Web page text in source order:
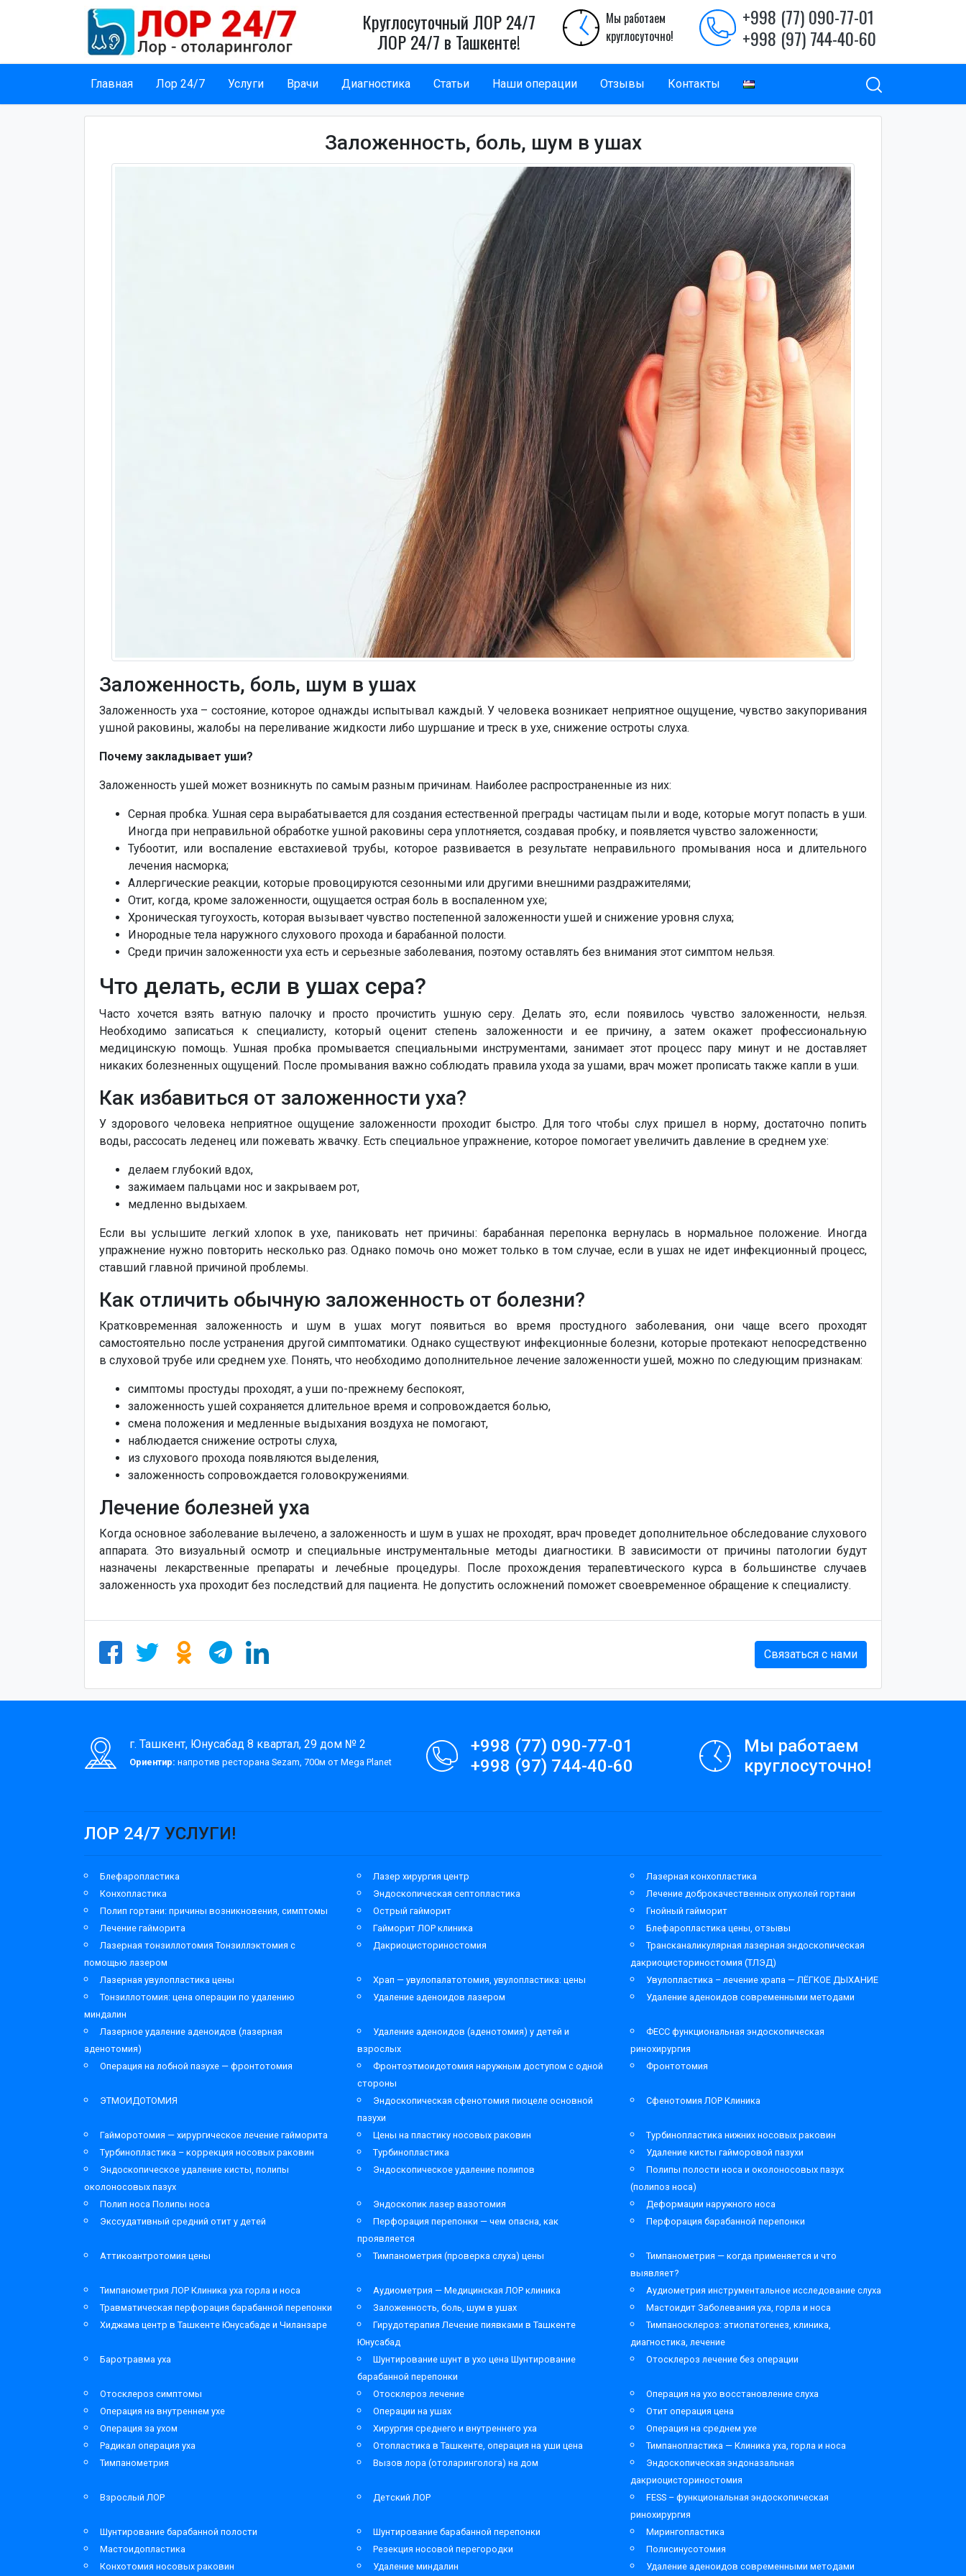
Круглосуточный ЛОР 24/7
ЛОР 24/7 в Ташкенте!
Мы работаем
круглосуточно!
+998 (77) 090-77-01
+998 (97) 744-40-60
Главная Лор 24/7 Услуги Врачи Диагностика Статьи Наши операции Отзывы Контакты
Заложенность, боль, шум в ушах
Заложенность, боль, шум в ушах
Заложенность уха – состояние, которое однажды испытывал каждый. У человека возникает неприятное ощущение, чувство закупоривания
ушной раковины, жалобы на переливание жидкости либо шуршание и треск в ухе, снижение остроты слуха.
Почему закладывает уши?
Заложенность ушей может возникнуть по самым разным причинам. Наиболее распространенные из них:
Серная пробка. Ушная сера вырабатывается для создания естественной преграды частицам пыли и воде, которые могут попасть в уши.
Иногда при неправильной обработке ушной раковины сера уплотняется, создавая пробку, и появляется чувство заложенности;
Тубоотит, или воспаление евстахиевой трубы, которое развивается в результате неправильного промывания носа и длительного
лечения насморка;
Аллергические реакции, которые провоцируются сезонными или другими внешними раздражителями;
Отит, когда, кроме заложенности, ощущается острая боль в воспаленном ухе;
Хроническая тугоухость, которая вызывает чувство постепенной заложенности ушей и снижение уровня слуха;
Инородные тела наружного слухового прохода и барабанной полости.
Среди причин заложенности уха есть и серьезные заболевания, поэтому оставлять без внимания этот симптом нельзя.
Что делать, если в ушах сера?
Часто хочется взять ватную палочку и просто прочистить ушную серу. Делать это, если появилось чувство заложенности, нельзя.
Необходимо записаться к специалисту, который оценит степень заложенности и ее причину, а затем окажет профессиональную
медицинскую помощь. Ушная пробка промывается специальными инструментами, занимает этот процесс пару минут и не доставляет
никаких болезненных ощущений. После промывания важно соблюдать правила ухода за ушами, врач может прописать также капли в уши.
Как избавиться от заложенности уха?
У здорового человека неприятное ощущение заложенности проходит быстро. Для того чтобы слух пришел в норму, достаточно попить
воды, рассосать леденец или пожевать жвачку. Есть специальное упражнение, которое помогает увеличить давление в среднем ухе:
делаем глубокий вдох,
зажимаем пальцами нос и закрываем рот,
медленно выдыхаем.
Если вы услышите легкий хлопок в ухе, паниковать нет причины: барабанная перепонка вернулась в нормальное положение. Иногда
упражнение нужно повторить несколько раз. Однако помочь оно может только в том случае, если в ушах не идет инфекционный процесс,
ставший главной причиной проблемы.
Как отличить обычную заложенность от болезни?
Кратковременная заложенность и шум в ушах могут появиться во время простудного заболевания, они чаще всего проходят
самостоятельно после устранения другой симптоматики. Однако существуют инфекционные болезни, которые протекают непосредственно
в слуховой трубе или среднем ухе. Понять, что необходимо дополнительное лечение заложенности ушей, можно по следующим признакам:
симптомы простуды проходят, а уши по-прежнему беспокоят,
заложенность ушей сохраняется длительное время и сопровождается болью,
смена положения и медленные выдыхания воздуха не помогают,
наблюдается снижение остроты слуха,
из слухового прохода появляются выделения,
заложенность сопровождается головокружениями.
Лечение болезней уха
Когда основное заболевание вылечено, а заложенность и шум в ушах не проходят, врач проведет дополнительное обследование слухового
аппарата. Это визуальный осмотр и специальные инструментальные методы диагностики. В зависимости от причины патологии будут
назначены лекарственные препараты и лечебные процедуры. После прохождения терапевтического курса в большинстве случаев
заложенность уха проходит без последствий для пациента. Не допустить осложнений поможет своевременное обращение к специалисту.
Связаться с нами
г. Ташкент, Юнусабад 8 квартал, 29 дом № 2
Ориентир: напротив ресторана Sezam, 700м от Mega Planet
+998 (77) 090-77-01
+998 (97) 744-40-60
Мы работаем
круглосуточно!
ЛОР 24/7 УСЛУГИ!
Блефаропластика Лазер хирургия центр
Лазерная конхопластика
Конхопластика
Эндоскопическая септопластика
Лечение доброкачественных опухолей гортани
Полип гортани: причины возникновения, симптомы
Острый гайморит
Гнойный гайморит
Лечение гайморита
Гайморит ЛОР клиника
Блефаропластика цены, отзывы
Лазерная тонзиллотомия Тонзиллэктомия с
помощью лазером
Дакриоцисториностомия
Трансканаликулярная лазерная эндоскопическая
дакриоцисториностомия (ТЛЭД)
Лазерная увулопластика цены
Храп — увулопалатотомия, увулопластика: цены
Увулопластика – лечение храпа — ЛЁГКОЕ ДЫХАНИЕ
Тонзиллотомия: цена операции по удалению
миндалин
Удаление аденоидов лазером Удаление аденоидов современными методами
Лазерное удаление аденоидов (лазерная
аденотомия)
Удаление аденоидов (аденотомия) у детей и
взрослых
ФЕСС функциональная эндоскопическая
ринохирургия
Операция на лобной пазухе — фронтотомия
Фронтоэтмоидотомия наружным доступом с одной
стороны
Фронтотомия
ЭТМОИДОТОМИЯ
Эндоскопическая сфенотомия пиоцеле основной
пазухи
Сфенотомия ЛОР Клиника
Гайморотомия — хирургическое лечение гайморита Цены на пластику носовых раковин
Турбинопластика нижних носовых раковин
Турбинопластика – коррекция носовых раковин
Турбинопластика
Удаление кисты гайморовой пазухи
Эндоскопическое удаление кисты, полипы
околоносовых пазух
Эндоскопическое удаление полипов
Полипы полости носа и околоносовых пазух
(полипоз носа)
Полип носа Полипы носа
Эндоскопик лазер вазотомия
Деформации наружного носа
Экссудативный средний отит у детей
Перфорация перепонки — чем опасна, как
проявляется
Перфорация барабанной перепонки
Аттикоантротомия цены Тимпанометрия (проверка слуха) цены
Тимпанометрия — когда применяется и что
выявляет?
Тимпанометрия ЛОР Клиника уха горла и носа
Аудиометрия — Медицинская ЛОР клиника
Аудиометрия инструментальное исследование слуха
Травматическая перфорация барабанной перепонки
Заложенность, боль, шум в ушах
Мастоидит Заболевания уха, горла и носа
Хиджама центр в Ташкенте Юнусабаде и Чиланзаре
Гирудотерапия Лечение пиявками в Ташкенте
Юнусабад
Тимпаносклероз: этиопатогенез, клиника,
диагностика, лечение
Баротравма уха
Шунтирование шунт в ухо цена Шунтирование
барабанной перепонки
Отосклероз лечение без операции
Отосклероз симптомы Отосклероз лечение
Операция на ухо восстановление слуха
Операция на внутреннем ухе
Операции на ушах
Отит операция цена
Операция за ухом
Хирургия среднего и внутреннего уха
Операция на среднем ухе
Радикал операция уха
Отопластика в Ташкенте, операция на уши цена
Тимпанопластика — Клиника уха, горла и носа
Тимпанометрия
Вызов лора (отоларинголога) на дом
Эндоскопическая эндоназальная
дакриоцисториностомия
Взрослый ЛОР
Детский ЛОР
FESS – функциональная эндоскопическая
ринохирургия
Шунтирование барабанной полости
Шунтирование барабанной перепонки
Мирингопластика
Мастоидопластика
Резекция носовой перегородки
Полисинусотомия
Конхотомия носовых раковин
Удаление миндалин Удаление аденоидов современными методами